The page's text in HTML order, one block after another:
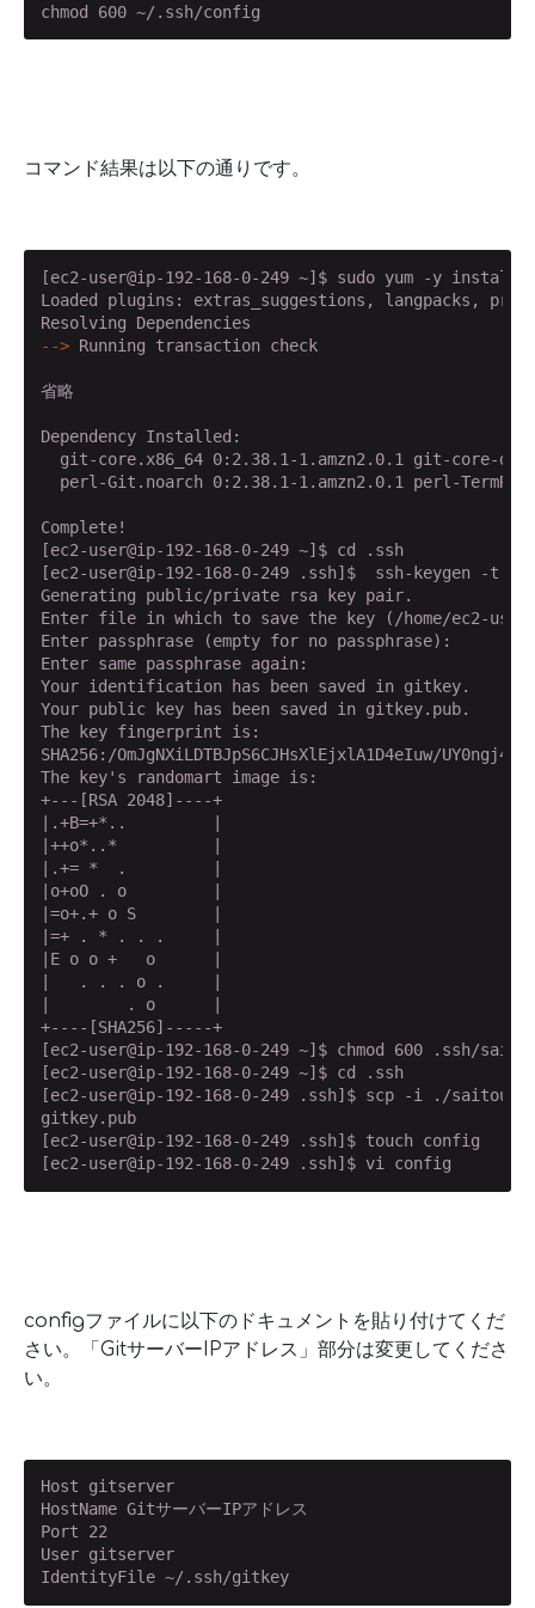
chmod 600 ~/.ssh/config
コマンド結果は以下の通りです。
[ec2-user@ip-192-168-0-249 ~]$ sudo yum -y install
Loaded plugins: extras_suggestions, langpacks,
--> Running transaction check
省略
Dependency Installed:
git-core.x86_64 0:2.38.1-1.amzn2.0.1 git-core-
perl-Git.noarch 0:2.38.1-1.amzn2.0.1 perl-
Complete!
[ec2-user@ip-192-168-0-249 ~]$ cd .ssh
[ec2-user@ip-192-168-0-249 .ssh]$  ssh-keygen -t
Generating public/private rsa key pair.
Enter file in which to save the key (/home/ec2-
Enter passphrase (empty for no passphrase):
Enter same passphrase again:
Your identification has been saved in gitkey.
Your public key has been saved in gitkey.pub.
The key fingerprint is:
SHA256:/
The key's randomart image is:
+---[RSA 2048]----+
|.+B=+*..         |
|++o*..*          |
|.+= *  .         |
|o+oO . o         |
|=o+.+ o S        |
|=+ . * . . .     |
|E o o +   o      |
|   . . . o .     |
|        . o      |
+----[SHA256]-----+
[ec2-user@ip-192-168-0-249 ~]$ chmod 600 .ssh/
[ec2-user@ip-192-168-0-249 ~]$ cd .ssh
[ec2-user@ip-192-168-0-249 .ssh]$ scp -i ./saitou-
gitkey.pub
[ec2-user@ip-192-168-0-249 .ssh]$ touch config
configファイルに以下のドキュメントを貼り付けてくだ
さい。「GitサーバーIPアドレス」部分は変更してくださ
い。
Host gitserver
HostName GitサーバーIPアドレス
Port 22
User gitserver
IdentityFile ~/.ssh/gitkey